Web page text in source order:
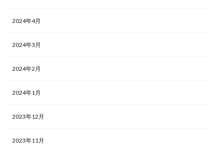
2024年4月
2024年3月
2024年2月
2024年1月
2023年12月
2023年11月